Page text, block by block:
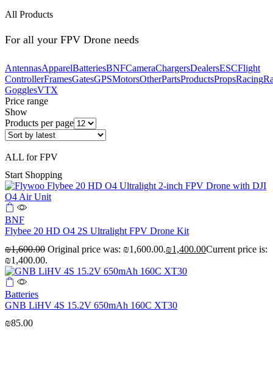
All Products
For all your FPV Drone needs
AntennasApparelBatteriesBNFCameraChargersDealersESCFlight
ControllerFramesGatesGPSMotorsOtherPartsProductsPropsRacing
GogglesVTX
Price range
Show
Products per page
ALL for FPV
Start Shopping
BNF
Flybee 20 HD O4 2S Ultralight FPV Drone Kit
₪1,600.00 Original price was: ₪1,600.00.₪1,400.00Current price is:
₪1,400.00.
Batteries
GNB LiHV 4S 15.2V 650mAh 160C XT30
₪85.00